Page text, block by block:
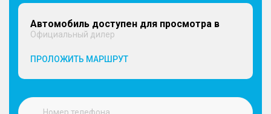
Автомобиль доступен для просмотра в
Официальный дилер
ПРОЛОЖИТЬ МАРШРУТ